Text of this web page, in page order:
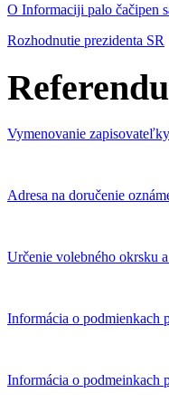
O Informaciji palo čačipen
Rozhodnutie prezidenta SR
Vymenovanie zapisovateľky
Adresa na doručenie
Určenie volebného okrsku
Informácia o podmienkach
Informácia o podmeinkach